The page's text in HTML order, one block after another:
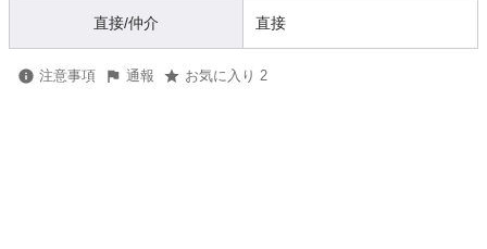
直接/仲介 直接
注意事項 通報 お気に入り 2